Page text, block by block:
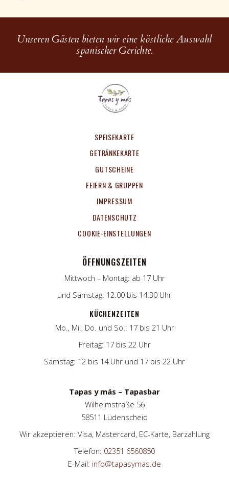
Unseren Gästen bieten wir eine köstliche Auswahl
spanischer Gerichte.
SPEISEKARTE
GETRÄNKEKARTE
GUTSCHEINE
FEIERN & GRUPPEN
IMPRESSUM
DATENSCHUTZ
COOKIE-EINSTELLUNGEN
ÖFFNUNGSZEITEN
Mittwoch – Montag: ab 17 Uhr
und Samstag: 12:00 bis 14:30 Uhr
KÜCHENZEITEN
Mo., Mi., Do. und So.: 17 bis 21 Uhr
Freitag: 17 bis 22 Uhr
Samstag: 12 bis 14 Uhr und 17 bis 22 Uhr
Tapas y más – Tapasbar
Wilhelmstraße 56
58511 Lüdenscheid
Wir akzeptieren: Visa, Mastercard, EC-Karte, Barzahlung
Telefon: 02351 6560850
E-Mail: info@tapasymas.de